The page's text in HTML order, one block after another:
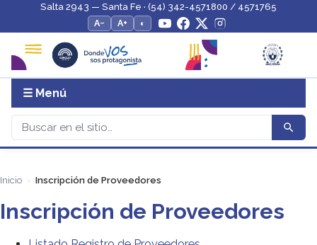
Salta 2943 — Santa Fe · (54) 342-4571800 / 4571765
A−
A+ ◐
☰ Menú
Inicio Inscripción de Proveedores
Inscripción de Proveedores